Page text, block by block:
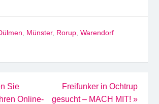
Münster, Rorup, Warendorf
Sie
Online-
Freifunker in Ochtrup
gesucht – MACH MIT! »